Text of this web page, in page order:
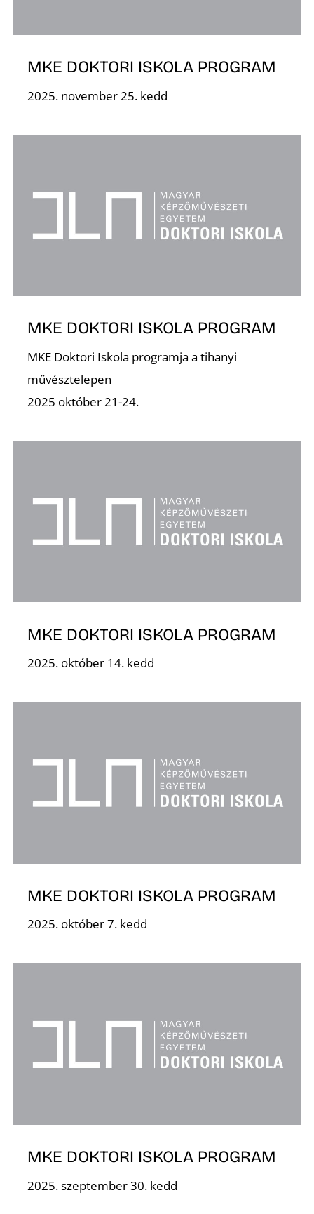
MKE DOKTORI ISKOLA PROGRAM
2025. november 25. kedd
MKE DOKTORI ISKOLA PROGRAM
MKE Doktori Iskola programja a tihanyi
művésztelepen
2025 október 21-24.
MKE DOKTORI ISKOLA PROGRAM
2025. október 14. kedd
MKE DOKTORI ISKOLA PROGRAM
2025. október 7. kedd
MKE DOKTORI ISKOLA PROGRAM
2025. szeptember 30. kedd